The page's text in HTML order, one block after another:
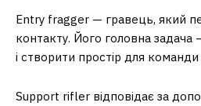
Entry fragger — гравець, який
контакту. Його головна
і створити простір для команди
Support rifler відповідає за